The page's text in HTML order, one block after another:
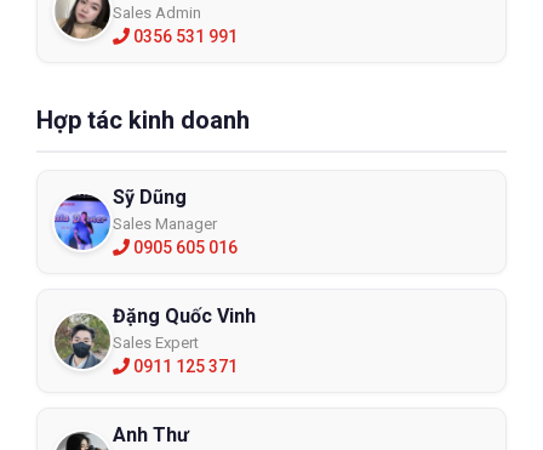
bảo vệ toàn diện, đặc biệt trong môi trường dầu khí hoặc cơ
Sales Admin
0356 531 991
Hợp tác kinh doanh
Sỹ Dũng
Sales Manager
0905 605 016
Đặng Quốc Vinh
Sales Expert
0911 125 371
Anh Thư